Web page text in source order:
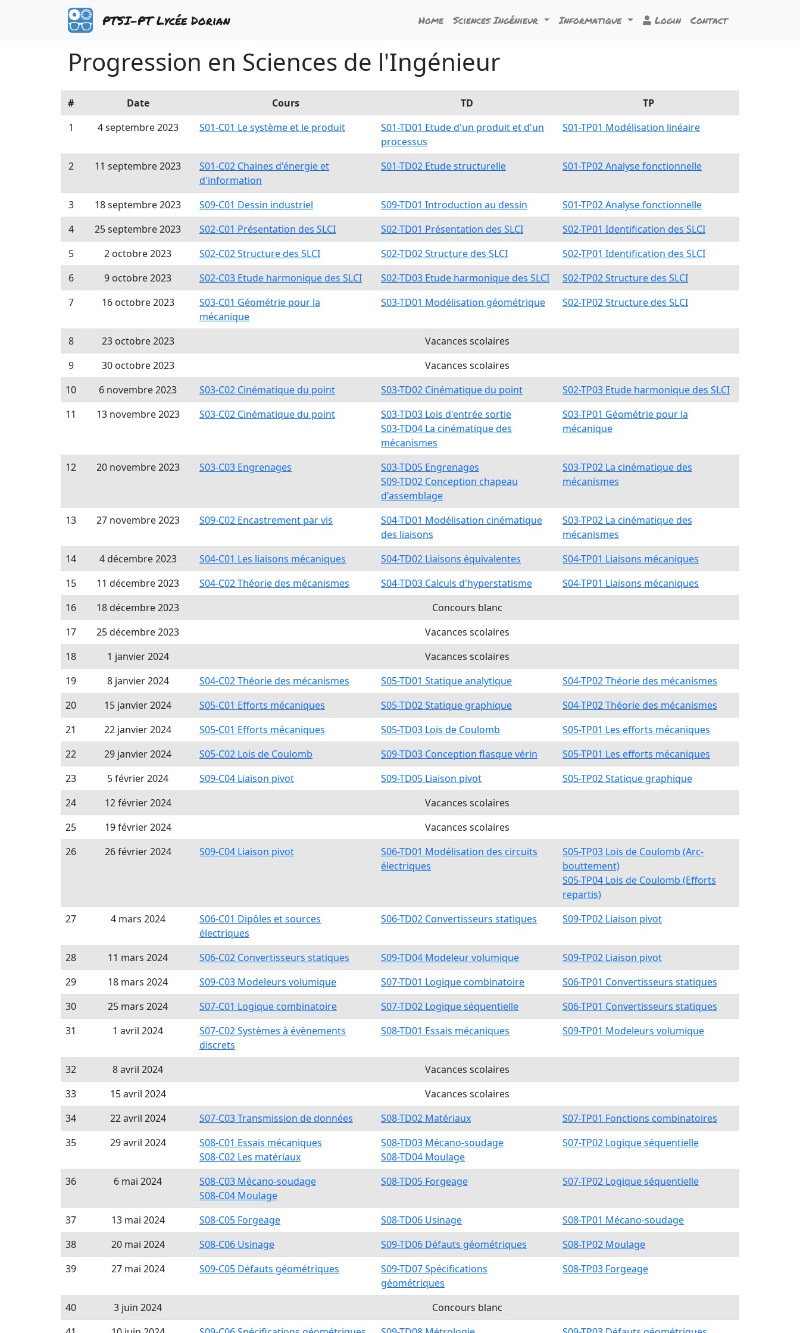
PTSI-PT Lycée Dorian Home Sciences Ingénieur Informatique Login Contact
Progression en Sciences de l'Ingénieur
# Date Cours TD
TP
1
4 septembre 2023 S01-C01 Le système et le produit
S01-TD01 Etude d'un produit et d'un
processus
S01-TP01 Modélisation linéaire
2 11 septembre 2023
S01-C02 Chaines d'énergie et
d'information
S01-TD02 Etude structurelle S01-TP02 Analyse fonctionnelle
3 18 septembre 2023 S09-C01 Dessin industriel S09-TD01 Introduction au dessin
S01-TP02 Analyse fonctionnelle
4
25 septembre 2023 S02-C01 Présentation des SLCI S02-TD01 Présentation des SLCI
S02-TP01 Identification des SLCI
5
2 octobre 2023 S02-C02 Structure des SLCI S02-TD02 Structure des SLCI
S02-TP01 Identification des SLCI
6
9 octobre 2023 S02-C03 Etude harmonique des SLCI S02-TD03 Etude harmonique des SLCI
S02-TP02 Structure des SLCI
7
16 octobre 2023
S03-C01 Géométrie pour la
mécanique
S03-TD01 Modélisation géométrique S02-TP02 Structure des SLCI
8 23 octobre 2023
Vacances scolaires
9
30 octobre 2023
Vacances scolaires
10
6 novembre 2023 S03-C02 Cinématique du point S03-TD02 Cinématique du point
S02-TP03 Etude harmonique des SLCI
11
13 novembre 2023 S03-C02 Cinématique du point
S03-TD03 Lois d'entrée sortie
S03-TD04 La cinématique des
mécanismes
S03-TP01 Géométrie pour la
mécanique
12 20 novembre 2023 S03-C03 Engrenages
S03-TD05 Engrenages
S09-TD02 Conception chapeau
d'assemblage
S03-TP02 La cinématique des
mécanismes
13 27 novembre 2023 S09-C02 Encastrement par vis
S04-TD01 Modélisation cinématique
des liaisons
S03-TP02 La cinématique des
mécanismes
14
4 décembre 2023 S04-C01 Les liaisons mécaniques S04-TD02 Liaisons équivalentes
S04-TP01 Liaisons mécaniques
15
11 décembre 2023 S04-C02 Théorie des mécanismes S04-TD03 Calculs d'hyperstatisme
S04-TP01 Liaisons mécaniques
16
18 décembre 2023
Concours blanc
17
25 décembre 2023
Vacances scolaires
18
1 janvier 2024
Vacances scolaires
19
8 janvier 2024 S04-C02 Théorie des mécanismes S05-TD01 Statique analytique
S04-TP02 Théorie des mécanismes
20
15 janvier 2024 S05-C01 Efforts mécaniques S05-TD02 Statique graphique
S04-TP02 Théorie des mécanismes
21
22 janvier 2024 S05-C01 Efforts mécaniques S05-TD03 Lois de Coulomb
S05-TP01 Les efforts mécaniques
22
29 janvier 2024 S05-C02 Lois de Coulomb S09-TD03 Conception flasque vérin
S05-TP01 Les efforts mécaniques
23
5 février 2024 S09-C04 Liaison pivot S09-TD05 Liaison pivot
S05-TP02 Statique graphique
24
12 février 2024
Vacances scolaires
25
19 février 2024
Vacances scolaires
26
26 février 2024 S09-C04 Liaison pivot
S06-TD01 Modélisation des circuits
électriques
S05-TP03 Lois de Coulomb (Arc-
bouttement)
S05-TP04 Lois de Coulomb (Efforts
repartis)
27
4 mars 2024
S06-C01 Dipôles et sources
électriques
S06-TD02 Convertisseurs statiques S09-TP02 Liaison pivot
28 11 mars 2024 S06-C02 Convertisseurs statiques S09-TD04 Modeleur volumique
S09-TP02 Liaison pivot
29
18 mars 2024 S09-C03 Modeleurs volumique S07-TD01 Logique combinatoire
S06-TP01 Convertisseurs statiques
30
25 mars 2024 S07-C01 Logique combinatoire S07-TD02 Logique séquentielle
S06-TP01 Convertisseurs statiques
31
1 avril 2024
S07-C02 Systèmes à évènements
discrets
S08-TD01 Essais mécaniques S09-TP01 Modeleurs volumique
32 8 avril 2024
Vacances scolaires
33
15 avril 2024
Vacances scolaires
34
22 avril 2024 S07-C03 Transmission de données S08-TD02 Matériaux
S07-TP01 Fonctions combinatoires
35
29 avril 2024
S08-C01 Essais mécaniques
S08-C02 Les matériaux
S08-TD03 Mécano-soudage
S08-TD04 Moulage
S07-TP02 Logique séquentielle
36 6 mai 2024
S08-C03 Mécano-soudage
S08-C04 Moulage
S08-TD05 Forgeage S07-TP02 Logique séquentielle
37 13 mai 2024 S08-C05 Forgeage S08-TD06 Usinage
S08-TP01 Mécano-soudage
38
20 mai 2024 S08-C06 Usinage S09-TD06 Défauts géométriques
S08-TP02 Moulage
39
27 mai 2024 S09-C05 Défauts géométriques
S09-TD07 Spécifications
géométriques
S08-TP03 Forgeage
40 3 juin 2024
Concours blanc